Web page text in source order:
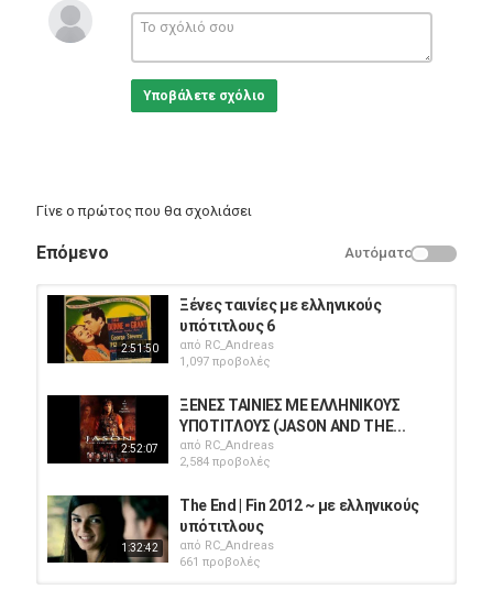
Υποβάλετε σχόλιο
Γίνε ο πρώτος που θα σχολιάσει
Επόμενο Αυτόματο
2:51:50
Ξένες ταινίες με ελληνικούς
υπότιτλους 6
από RC_Andreas
1,097 προβολές
2:52:07
ΞΕΝΕΣ ΤΑΙΝΙΕΣ ΜΕ ΕΛΛΗΝΙΚΟΥΣ
ΥΠΟΤΙΤΛΟΥΣ (JASON AND THE...
από RC_Andreas
2,584 προβολές
1:32:42
The End | Fin 2012 ~ με ελληνικούς
υπότιτλους
από RC_Andreas
661 προβολές